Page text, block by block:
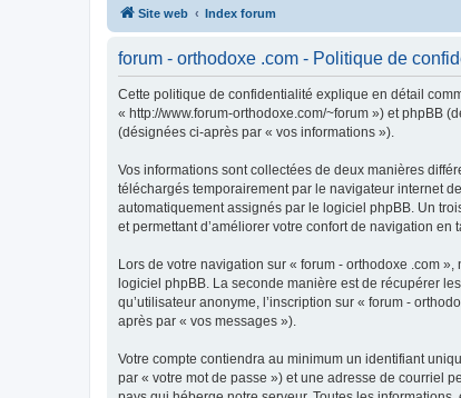
Site web Index forum
forum - orthodoxe .com - Politique de
Cette politique de confidentialité explique en détail
« http://www.forum-orthodoxe.com/~forum ») et phpBB
(désignées ci-après par « vos informations »).
Vos informations sont collectées de deux manières
téléchargés temporairement par le navigateur internet
automatiquement assignés par le logiciel phpBB. Un
et permettant d’améliorer votre confort de navigation en
Lors de votre navigation sur « forum - orthodoxe .com
logiciel phpBB. La seconde manière est de récupérer
qu’utilisateur anonyme, l’inscription sur « forum -
après par « vos messages »).
Votre compte contiendra au minimum un identifiant
par « votre mot de passe ») et une adresse de courriel